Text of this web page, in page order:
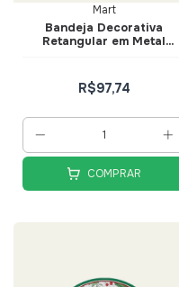
Mart
Bandeja Decorativa
Retangular em Metal
R$97,74
COMPRAR